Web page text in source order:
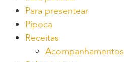
Para presentear
Pipoca
Receitas
Acompanhamentos